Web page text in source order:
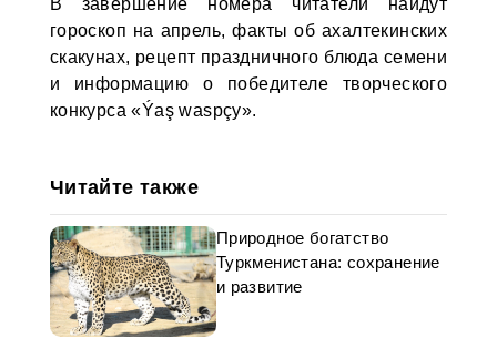
В завершение номера читатели найдут
гороскоп на апрель, факты об ахалтекинских
скакунах, рецепт праздничного блюда семени
и информацию о победителе творческого
конкурса «Ýaş waspçy».
Читайте также
Природное богатство
Туркменистана: сохранение
и развитие